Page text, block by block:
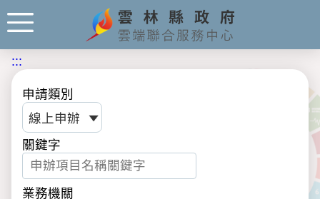
:::
申請類別
關鍵字
業務機關